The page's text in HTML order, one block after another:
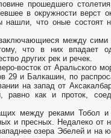
прошедшего
в окружности верст
нашли, что оные
между сими
что в них впадает
других рек и речек.
восток от Аральского
29 и Балкашин, по
на запад от
равно как и проток,
между реками Тобол
и пресных. Недалеко
озера Эбелей и на